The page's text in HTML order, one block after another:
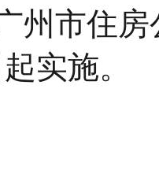
州市住
实施。